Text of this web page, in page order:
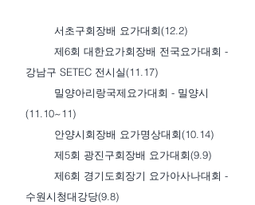
서초구회장배 요가대회(12.2)
제6회 대한요가회장배 전국요가대회 -
강남구 SETEC 전시실(11.17)
밀양아리랑국제요가대회 - 밀양시
(11.10~11)
안양시회장배 요가명상대회(10.14)
제5회 광진구회장배 요가대회(9.9)
제6회 경기도회장기 요가아사나대회 -
수원시청대강당(9.8)